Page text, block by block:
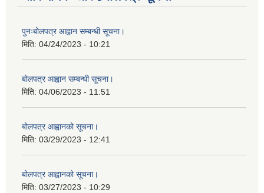
पुनःबोलपत्र आह्वान सम्बन्धी सूचना।
मिति: 04/24/2023 - 10:21
बोलपत्र आह्वान सम्बन्धी सूचना।
मिति: 04/06/2023 - 11:51
बोलपत्र आह्वानको सूचना।
मिति: 03/29/2023 - 12:41
बोलपत्र आह्वानको सूचना।
मिति: 03/27/2023 - 10:29